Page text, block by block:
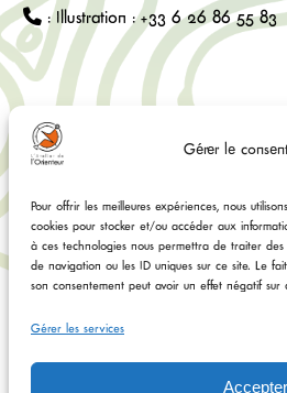
Gérer le
Pour offrir les meilleures expériences, nous
cookies pour stocker et/ou accéder aux
à ces technologies nous permettra de traiter
de navigation ou les ID uniques sur ce site. Le
son consentement peut avoir un effet négatif sur
Gérer les services
Accepter
: Illustration : +33 6 26 86 55 83
Explorer
Boutique
Cartographie
Illustration sur mesure
Contactez-nous
Social
Facebook
Instagram